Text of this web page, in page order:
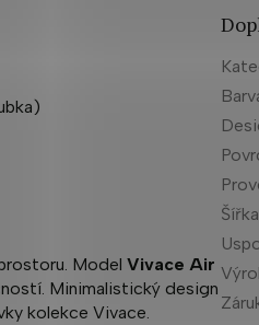
Model Vivace Air
Minimalistický design
kolekce Vivace.